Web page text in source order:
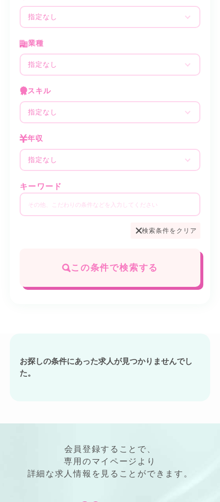
指定なし
業種
指定なし
スキル
指定なし
年収
指定なし
キーワード
検索条件をクリア
この条件で検索する
お探しの条件にあった求人が見つかりませんでし
た。
会員登録することで、
専用のマイページ より
詳細 な求人情報 を見ることができます。